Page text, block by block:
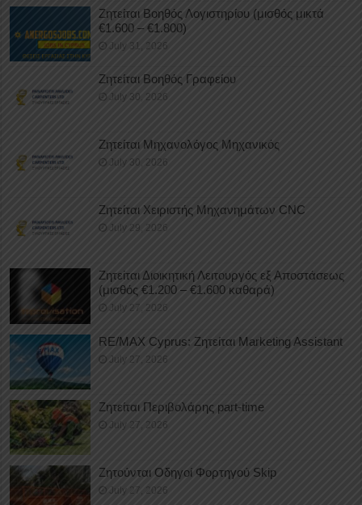
Ζητείται Βοηθός Λογιστηρίου (μισθός μικτά
€1.600 – €1.800)
July 31, 2026
Ζητείται Βοηθός Γραφείου
July 30, 2026
Ζητείται Μηχανολόγος Μηχανικός
July 30, 2026
Ζητείται Χειριστής Μηχανημάτων CNC
July 29, 2026
Ζητείται Διοικητική Λειτουργός εξ Αποστάσεως
(μισθός €1.200 – €1.600 καθαρά)
July 27, 2026
RE/MAX Cyprus: Ζητείται Marketing Assistant
July 27, 2026
Ζητείται Περιβολάρης part-time
July 27, 2026
Ζητούνται Οδηγοί Φορτηγού Skip
July 27, 2026